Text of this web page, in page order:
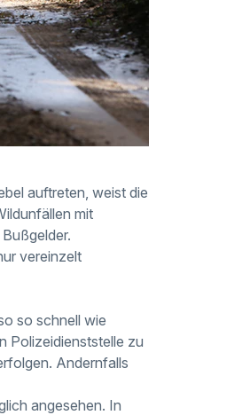
auftreten, weist die
mit
vereinzelt
so schnell wie
Polizeidienststelle zu
Andernfalls
angesehen. In